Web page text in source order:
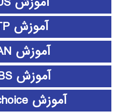
آموزش EMTP
آموزش ePLAN
آموزش ETABS
آموزش expert choice